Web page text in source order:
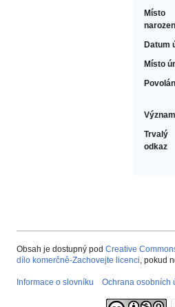
Místo
Datum
Místo
Trvalý
odkaz
Obsah je dostupný pod Creative
dílo komerčně-Zachovejte licenci, pokud
Informace o slovníku Ochrana osobních